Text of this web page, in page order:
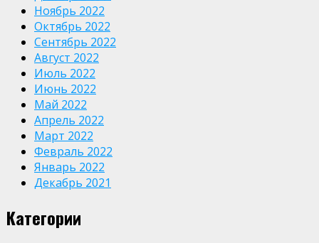
Ноябрь 2022
Октябрь 2022
Сентябрь 2022
Август 2022
Июль 2022
Июнь 2022
Май 2022
Апрель 2022
Март 2022
Февраль 2022
Январь 2022
Декабрь 2021
Категории